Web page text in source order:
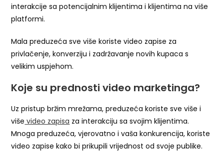
interakcije sa potencijalnim klijentima i klijentima na više
platformi.
Mala preduzeća sve više koriste video zapise za
privlačenje, konverziju i zadržavanje novih kupaca s
velikim uspjehom.
Koje su prednosti video marketinga?
Uz pristup bržim mrežama, preduzeća koriste sve više i
više video zapisa za interakciju sa svojim klijentima.
Mnoga preduzeća, vjerovatno i vaša konkurencija, koriste
video zapise kako bi prikupili vrijednost od svoje publike.